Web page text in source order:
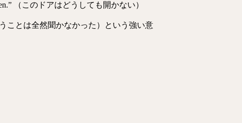
（このドアはどうしても開かない）
うことは全然聞かなかった）という強い意